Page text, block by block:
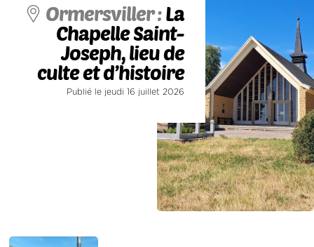
Ormersviller :La
Chapelle Saint-
Joseph, lieu de
culte et d’histoire
Publié le jeudi 16 juillet 2026